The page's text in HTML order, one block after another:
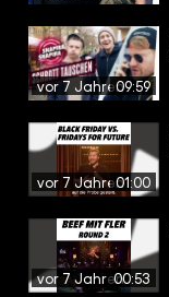
vor 7 Jahren09:59
vor 7 Jahren01:00
vor 7 Jahren00:53